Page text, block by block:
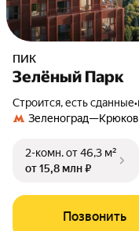
ПИК
Зелёный Парк
Строится, есть сданные•
2-комн.от 46,3 м²
от 15,8 млн ₽
Позвонить